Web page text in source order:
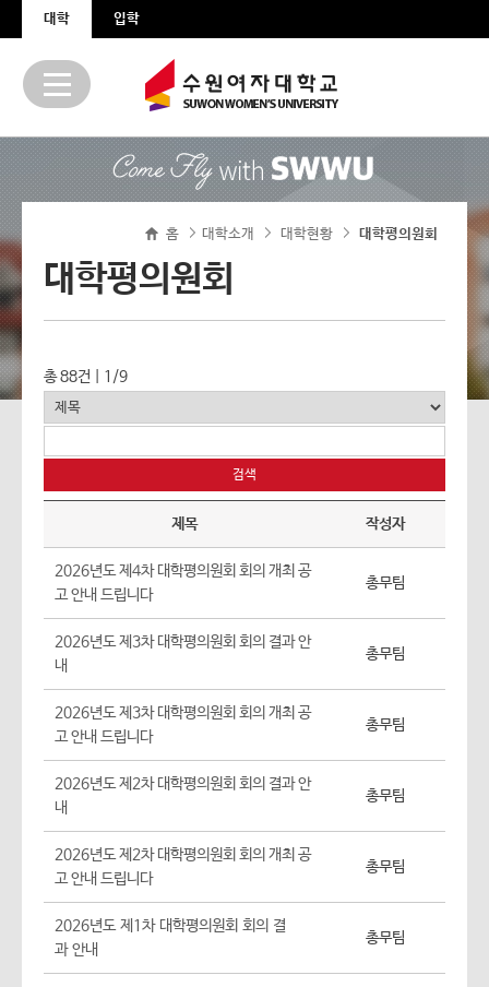
본문 바로가기
주메뉴 바로가기
대학 입학
홈 >
대학소개 >
대학현황 대학평의원회
대학평의원회
총 88건 | 1/9
제목 작성자
2026년도 제4차 대학평의원회 회의 개최 공
고 안내 드립니다
총무팀
2026년도 제3차 대학평의원회 회의 결과 안
내
총무팀
2026년도 제3차 대학평의원회 회의 개최 공
고 안내 드립니다
총무팀
2026년도 제2차 대학평의원회 회의 결과 안
내
총무팀
2026년도 제2차 대학평의원회 회의 개최 공
고 안내 드립니다
총무팀
2026년도 제1차 대학평의원회 회의 결
과 안내
총무팀